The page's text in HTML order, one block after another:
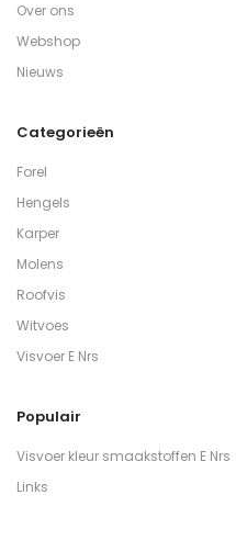
Over ons
Webshop
Nieuws
Categorieën
Forel
Hengels
Karper
Molens
Roofvis
Witvoes
Visvoer E Nrs
Populair
Visvoer kleur smaakstoffen E Nrs
Links